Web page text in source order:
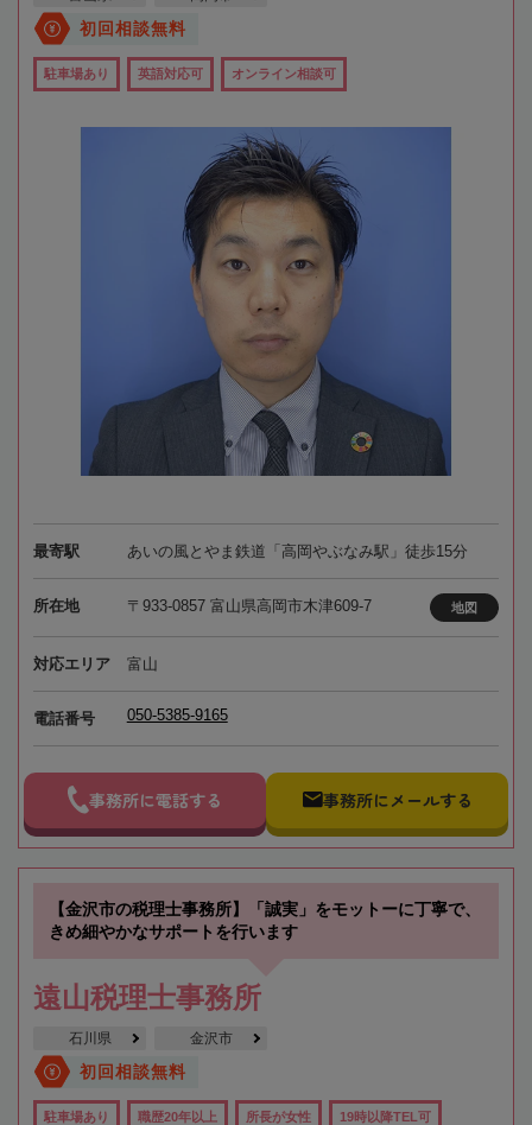
初回相談無料
駐車場あり 英語対応可 オンライン相談可
最寄駅 あいの風とやま鉄道「高岡やぶなみ駅」徒歩15分
所在地 〒933-0857 富山県高岡市木津609-7 地図
対応エリア 富山
電話番号 050-5385-9165
事務所に電話する 事務所にメールする
【金沢市の税理士事務所】「誠実」をモットーに丁寧で、
きめ細やかなサポートを行います
遠山税理士事務所
石川県 金沢市
初回相談無料
駐車場あり 職歴20年以上 所長が女性 19時以降TEL可